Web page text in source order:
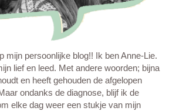
mijn persoonlijke blog!! Ik ben Anne-Lie.
lief en leed. Met andere woorden; bijna
en heeft gehouden de afgelopen
ondanks de diagnose, blijf ik de
elke dag weer een stukje van mijn